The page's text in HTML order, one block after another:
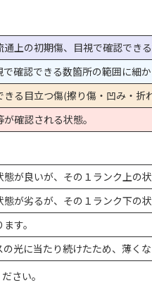
上の初期傷、目視で確認でき
で確認できる数箇所の範囲に細
る目立つ傷(擦り傷・凹み・折
確認される状態。
が良いが、その１ランク上の
が劣るが、その１ランク下の
す。
光に当たり続けたため、薄くな
さい。